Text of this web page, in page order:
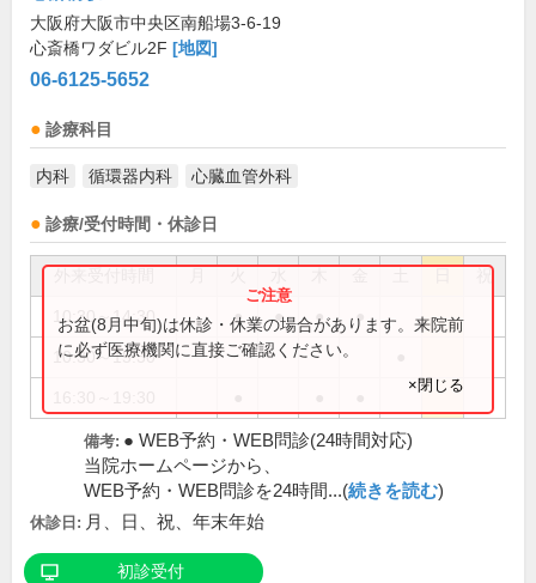
大阪府大阪市中央区南船場3-6-19
心斎橋ワダビル2F [地図]
06-6125-5652
診療科目
内科 循環器内科 心臓血管外科
診療/受付時間・休診日
祝
10:30～14:30 ● ● ● ●
10:30～15:30
お盆(8月中旬)は休診・休業の場合があります。来院前
に必ず医療機関に直接ご確認ください。
×閉じる
備考: ● WEB予約・WEB問診(24時間対応)
当院ホームページから、
WEB予約・WEB問診を24時間...(続きを読む)
休診日: 月、日、祝、年末年始
初診受付